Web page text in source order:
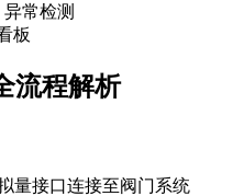
常检测
板
流程解析
量接口连接至阀门系统